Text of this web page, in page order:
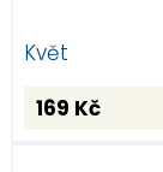
Květ
169 Kč